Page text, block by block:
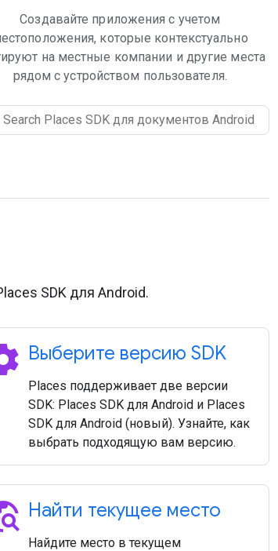
Создавайте приложения с учетом
которые контекстуально
на местные компании и другие места
рядом с устройством пользователя.
SDK для Android.
Выберите версию SDK
Places поддерживает две версии
SDK: Places SDK для Android и Places
SDK для Android (новый). Узнайте, как
выбрать подходящую вам версию.
Найти текущее место
Найдите место в текущем